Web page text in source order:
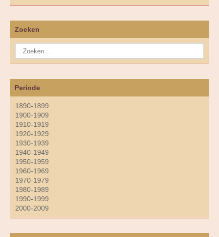
Zoeken
Periode
1890-1899
1900-1909
1910-1919
1920-1929
1930-1939
1940-1949
1950-1959
1960-1969
1970-1979
1980-1989
1990-1999
2000-2009